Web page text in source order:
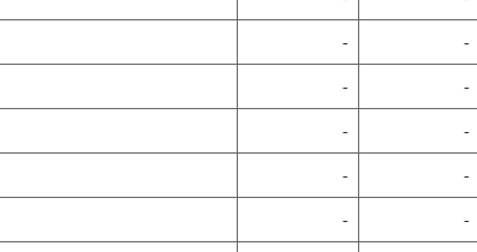
- -
- -
- -
- -
- -